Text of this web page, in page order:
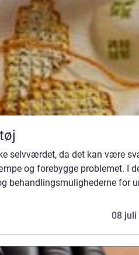
selvværdet, da det kan være
og forebygge problemet. I
behandlingsmulighederne for
08 juli